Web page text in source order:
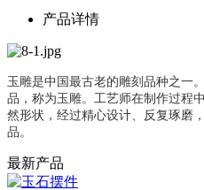
产品详情
玉雕是中国最古老的雕刻品种之一
品，称为玉雕。工艺师在制作过程
然形状，经过精心设计 、反复琢磨
品。
最新产品